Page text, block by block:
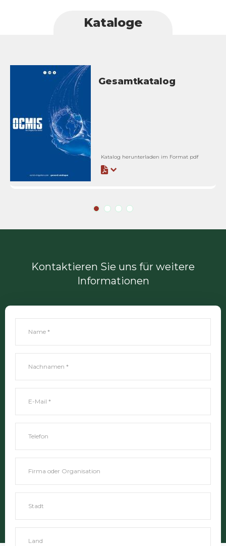
Kataloge
Gesamtkatalog
Katalog herunterladen im Format pdf
Kontaktieren Sie uns für weitere
Informationen